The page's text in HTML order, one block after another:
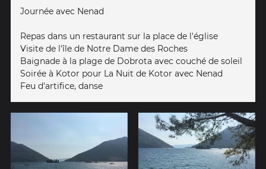
Journée avec Nenad
Repas dans un restaurant sur la place de l'église
Visite de l'île de Notre Dame des Roches
Baignade à la plage de Dobrota avec couché de soleil
Soirée à Kotor pour La Nuit de Kotor avec Nenad
Feu d'artifice, danse